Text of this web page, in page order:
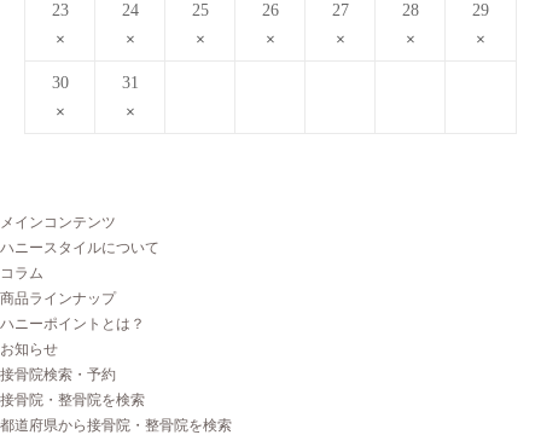
23 24 25 26 27 28 29
30 31
メインコンテンツ
ハニースタイルについて
コラム
商品ラインナップ
ハニーポイントとは？
お知らせ
接骨院検索・予約
接骨院・整骨院を検索
都道府県から接骨院・整骨院を検索